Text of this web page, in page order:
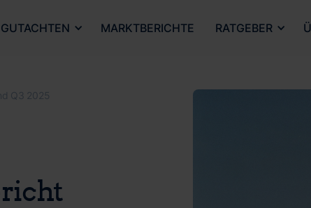
GUTACHTEN MARKTBERICHTE RATGEBER
Q3 2025